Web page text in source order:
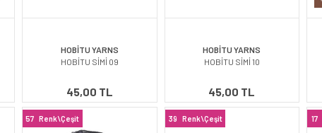
HOBİTU YARNS
HOBİTU SİMİ 09
45,00 TL
HOBİTU YARNS
HOBİTU SİMİ 10
45,00 TL
57 Renk\Çeşit 39 Renk\Çeşit 17